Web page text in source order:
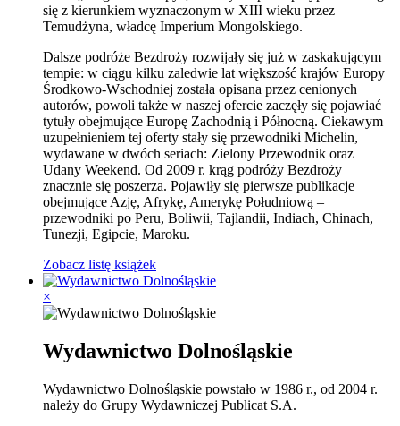
się z kierunkiem wyznaczonym w XIII wieku przez
Temudżyna, władcę Imperium Mongolskiego.
Dalsze podróże Bezdroży rozwijały się już w zaskakującym
tempie: w ciągu kilku zaledwie lat większość krajów Europy
Środkowo-Wschodniej została opisana przez cenionych
autorów, powoli także w naszej ofercie zaczęły się pojawiać
tytuły obejmujące Europę Zachodnią i Północną. Ciekawym
uzupełnieniem tej oferty stały się przewodniki Michelin,
wydawane w dwóch seriach: Zielony Przewodnik oraz
Udany Weekend. Od 2009 r. krąg podróży Bezdroży
znacznie się poszerza. Pojawiły się pierwsze publikacje
obejmujące Azję, Afrykę, Amerykę Południową –
przewodniki po Peru, Boliwii, Tajlandii, Indiach, Chinach,
Tunezji, Egipcie, Maroku.
Zobacz listę książek
×
Wydawnictwo Dolnośląskie
Wydawnictwo Dolnośląskie powstało w 1986 r., od 2004 r.
należy do Grupy Wydawniczej Publicat S.A.